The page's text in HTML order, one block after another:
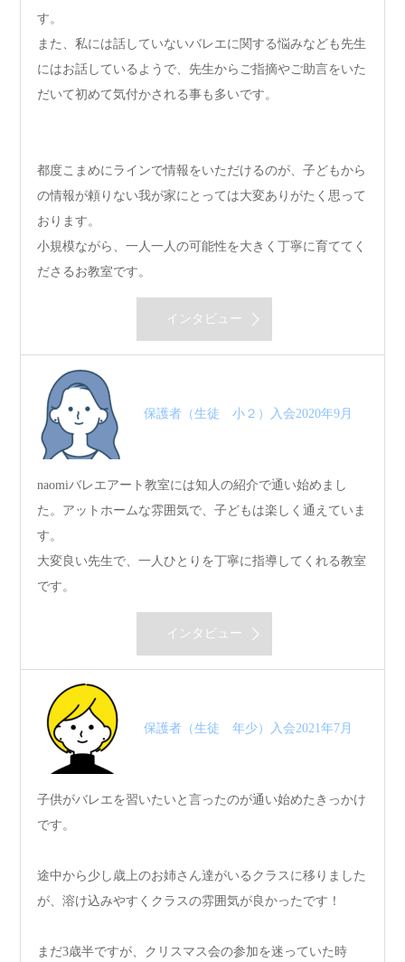
す。
また、私には話していないバレエに関する悩みなども先生
にはお話しているようで、先生からご指摘やご助言をいた
だいて初めて気付かされる事も多いです。
都度こまめにラインで情報をいただけるのが、子どもから
の情報が頼りない我が家にとっては大変ありがたく思って
おります。
小規模ながら、一人一人の可能性を大きく丁寧に育ててく
ださるお教室です。
インタビュー
保護者（生徒 小２）入会2020年9月
naomiバレエアート教室には知人の紹介で通い始めまし
た。アットホームな雰囲気で、子どもは楽しく通えていま
す。
大変良い先生で、一人ひとりを丁寧に指導してくれる教室
です。
インタビュー
保護者（生徒 年少）入会2021年7月
子供がバレエを習いたいと言ったのが通い始めたきっかけ
です。
途中から少し歳上のお姉さん達がいるクラスに移りました
が、溶け込みやすくクラスの雰囲気が良かったです！
まだ3歳半ですが、クリスマス会の参加を迷っていた時